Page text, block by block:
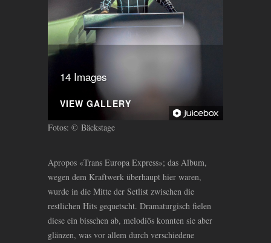
14 Images
VIEW GALLERY
Fotos: © Bäckstage
Apropos «Trans Europa Express»; das Album,
wegen dem Kraftwerk überhaupt hier waren,
wurde in die Mitte der Setlist zwischen die
restlichen Hits gequetscht. Dramaturgisch fielen
diese ein bisschen ab, melodiös konnten sie aber
glänzen, was vor allem durch verschiedene